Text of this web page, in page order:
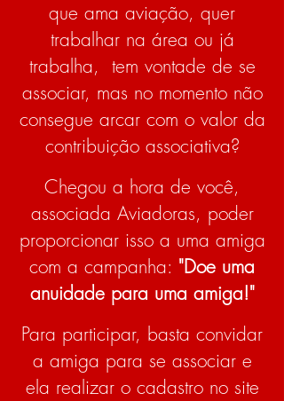
que ama aviação, quer
trabalhar na área ou já
trabalha, tem vontade de se
associar, mas no momento não
consegue arcar com o valor da
contribuição associativa?
Chegou a hora de você,
associada Aviadoras, poder
proporcionar isso a uma amiga
com a campanha: "Doe uma
anuidade para uma amiga!"
Para participar, basta convidar
a amiga para se associar e
ela realizar o cadastro no site